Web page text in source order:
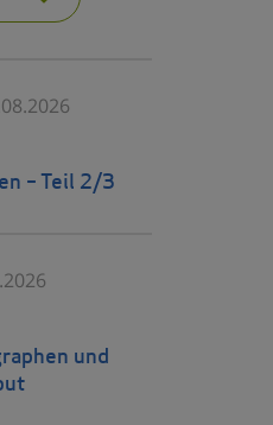
– Teil 2/3
und